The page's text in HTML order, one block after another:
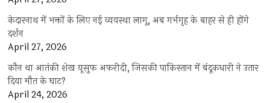
केदारनाथ में भक्तों के लिए नई व्यवस्था लागू, अब गर्भगृह के बाहर से ही होंगे
दर्शन
April 27, 2026
कौन था आतंकी शेख यूसुफ अफरीदी, जिसकी पाकिस्तान में बंदूकधारी ने उतार
दिया मौत के घाट?
April 24, 2026